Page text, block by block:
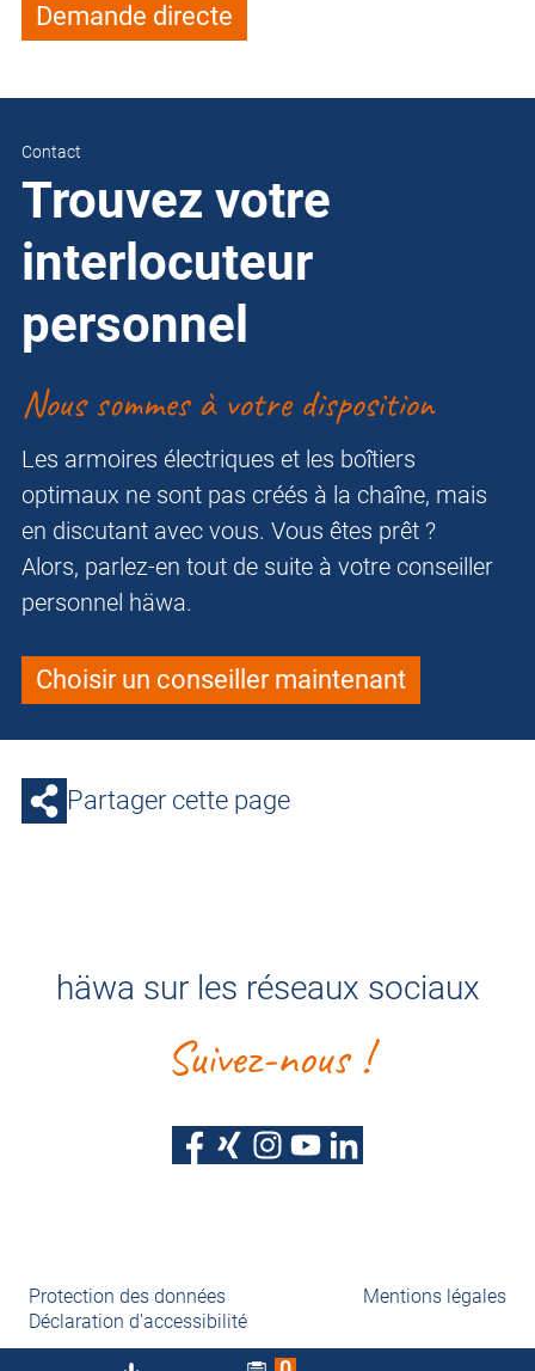
Demande directe
Contact
Trouvez votre
interlocuteur
personnel
Nous sommes à votre disposition
Les armoires électriques et les boîtiers
optimaux ne sont pas créés à la chaîne, mais
en discutant avec vous. Vous êtes prêt ?
Alors, parlez-en tout de suite à votre conseiller
personnel häwa.
Choisir un conseiller maintenant
Partager cette page
häwa sur les réseaux sociaux
Suivez-nous !
Protection des données
Mentions légales
Déclaration d'accessibilité